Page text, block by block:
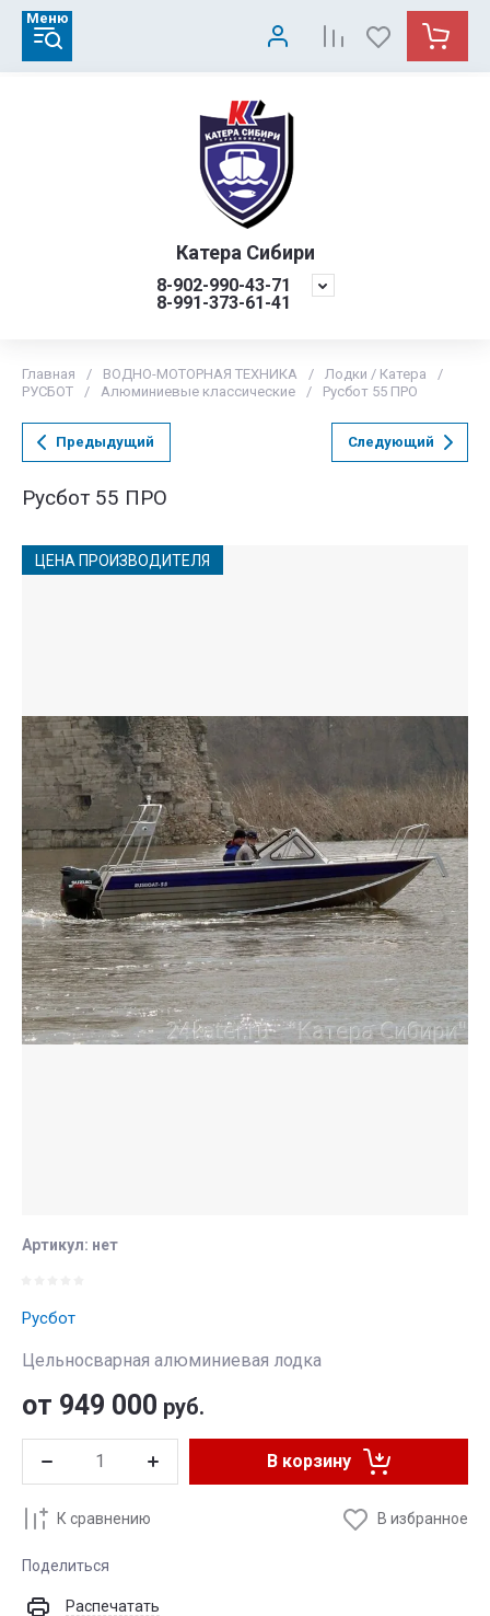
Катера Сибири
8-902-990-43-71
8-991-373-61-41
Меню
Главная / ВОДНО-МОТОРНАЯ ТЕХНИКА / Лодки / Катера
/
РУСБОТ
/ Алюминиевые классические / Русбот 55 ПРО
Предыдущий Следующий
Русбот 55 ПРО
ЦЕНА ПРОИЗВОДИТЕЛЯ
Артикул: нет
Русбот
Цельносварная алюминиевая лодка
от 949 000 руб.
В корзину
К сравнению В избранное
Поделиться
Распечатать